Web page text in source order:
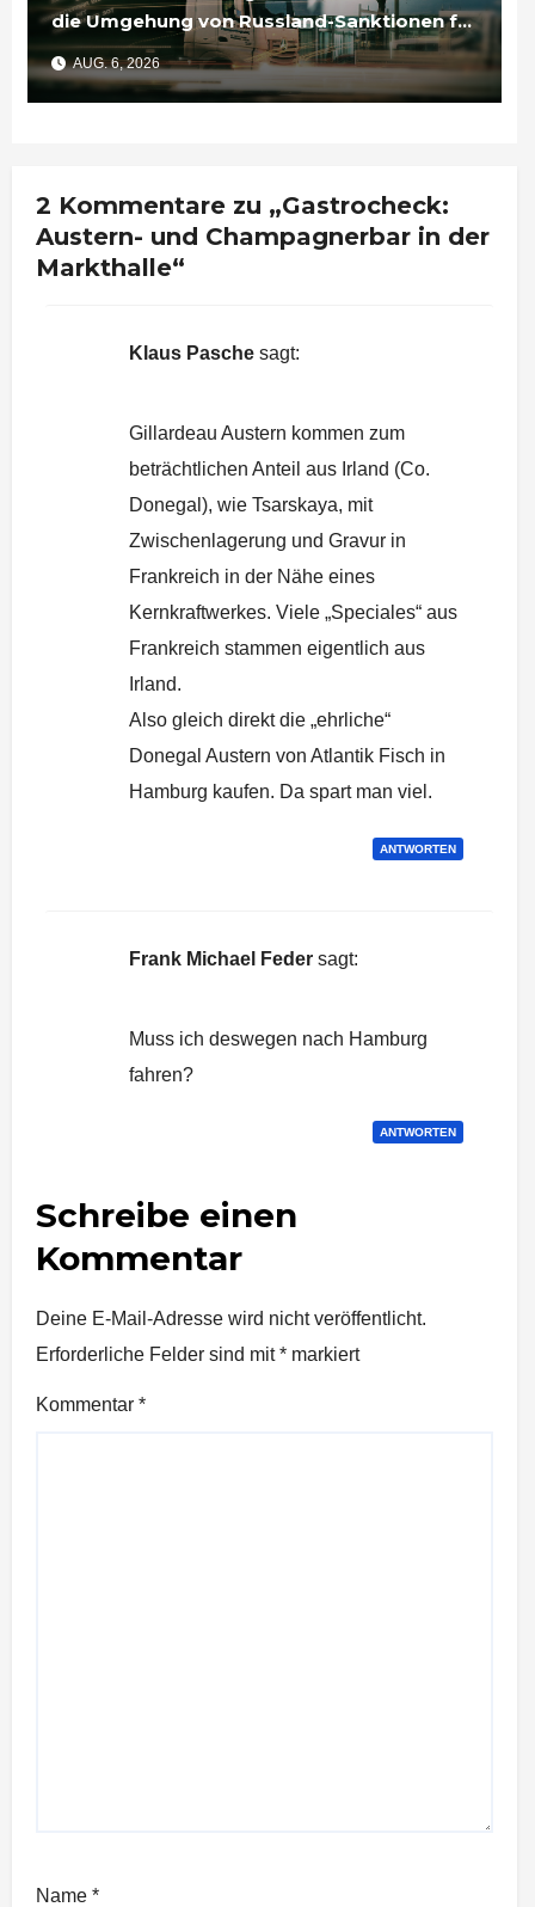
die Umgehung von Russland-Sanktionen für
Unternehmen bedeutet
AUG. 6, 2026
2 Kommentare zu „Gastrocheck:
Austern- und Champagnerbar in der
Markthalle“
Klaus Pasche sagt:
Gillardeau Austern kommen zum
beträchtlichen Anteil aus Irland (Co.
Donegal), wie Tsarskaya, mit
Zwischenlagerung und Gravur in
Frankreich in der Nähe eines
Kernkraftwerkes. Viele „Speciales“ aus
Frankreich stammen eigentlich aus
Irland.
Also gleich direkt die „ehrliche“
Donegal Austern von Atlantik Fisch in
Hamburg kaufen. Da spart man viel.
ANTWORTEN
Frank Michael Feder sagt:
Muss ich deswegen nach Hamburg
fahren?
ANTWORTEN
Schreibe einen
Kommentar
Deine E-Mail-Adresse wird nicht veröffentlicht.
Erforderliche Felder sind mit* markiert
Kommentar *
Name *